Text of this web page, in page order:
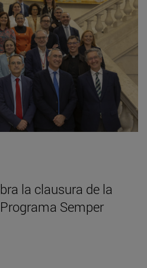
la clausura de la
Semper